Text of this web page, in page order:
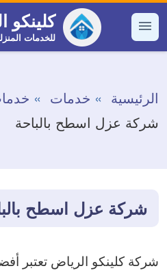
التجاوز
إلى القائمة
كلينكو
للخدمات
الرئيسية خدمات
شركة عزل اسطح بالباحة
شركة عزل اسطح
شركة كلينكو الرياض تعتبر